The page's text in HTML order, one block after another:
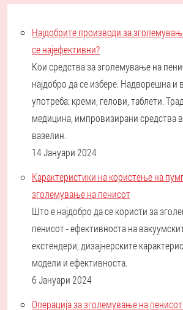
Најдобрите производи за
се најефективни?
Кои средства за зголемување на
најдобро да се избере. Надворешна и
употреба: креми, гелови, таблети.
медицина, импровизирани средства
вазелин.
14 Јануари 2024
Карактеристики на користење на
зголемување на пенисот
Што е најдобро да се користи за
пенисот - ефективноста на
екстендери, дизајнерските
модели и ефективноста.
6 Јануари 2024
Операција за зголемување на